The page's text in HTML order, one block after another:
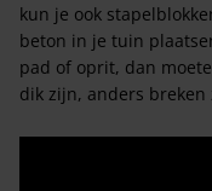
kun je ook
beton in je tuin
pad of oprit, dan
dik zijn, anders breken